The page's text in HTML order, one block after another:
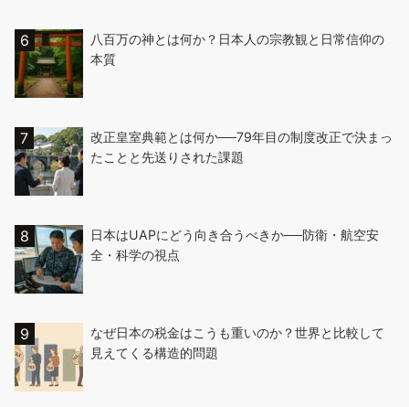
八百万の神とは何か？日本人の宗教観と日常信仰の
本質
改正皇室典範とは何か──79年目の制度改正で決まっ
たことと先送りされた課題
日本はUAPにどう向き合うべきか──防衛・航空安
全・科学の視点
なぜ日本の税金はこうも重いのか？世界と比較して
見えてくる構造的問題